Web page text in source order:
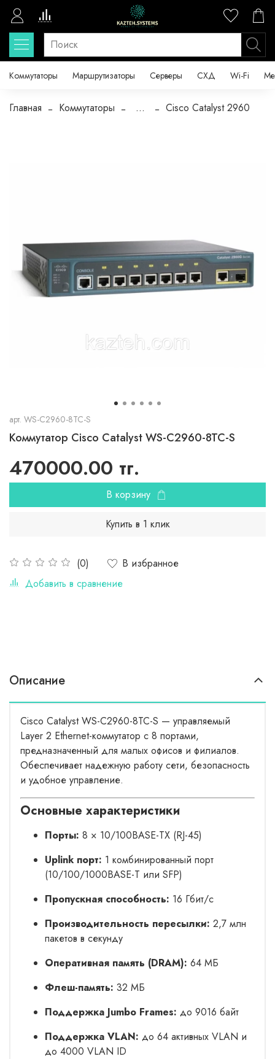
Коммутаторы Маршрутизаторы Серверы СХД Wi-Fi
Главная Коммутаторы ... Cisco Catalyst 2960
арт. WS-C2960-8TC-S
Коммутатор Cisco Catalyst WS-C2960-8TC-S
(0)
В избранное
Добавить в сравнение
470000.00 тг.
В корзину
Купить в 1 клик
Описание
Cisco Catalyst WS-C2960-8TC-S — управляемый
Layer 2 Ethernet-коммутатор с 8 портами,
предназначенный для малых офисов и филиалов.
Обеспечивает надежную работу сети, безопасность
и удобное управление.
Основные характеристики
Порты: 8 × 10/100BASE-TX (RJ-45)
Uplink порт: 1 комбинированный порт
(10/100/1000BASE-T или SFP)
Пропускная способность: 16 Гбит/с
Производительность пересылки: 2,7 млн
пакетов в секунду
Оперативная память (DRAM): 64 МБ
Флеш-память: 32 МБ
Поддержка Jumbo Frames: до 9016 байт
Поддержка VLAN: до 64 активных VLAN и
до 4000 VLAN ID